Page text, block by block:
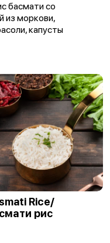
басмати со
из моркови,
капусты
Rice/
рис